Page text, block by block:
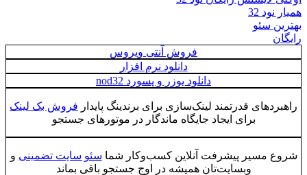
همیار نود 32
بهترین سئو
رایگان
فروش آنتی ویروس
دانلود نرم افزار
دانلود یوزر و پسورد nod32
راهبردهای قدرتمند لینک‌سازی برای برندینگ پایدار فروش بک لینک
برای ایجاد جایگاه ماندگار در موتورهای جستجو
شروع مسیر پیشرفت آنلاین کسب‌وکار شما سئو سایت تضمینی و
وبسایت‌تان همیشه در اوج جستجو باقی بماند